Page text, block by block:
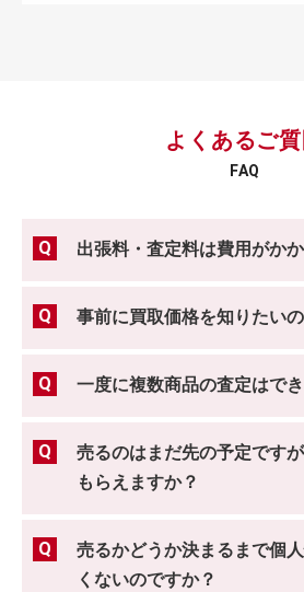
よくあるご
FAQ
出張料・査定料は費用がか
事前に買取価格を知りたい
一度に複数商品の査定はで
売るのはまだ先の予定です
もらえますか？
売るかどうか決まるまで個
くないのですか？